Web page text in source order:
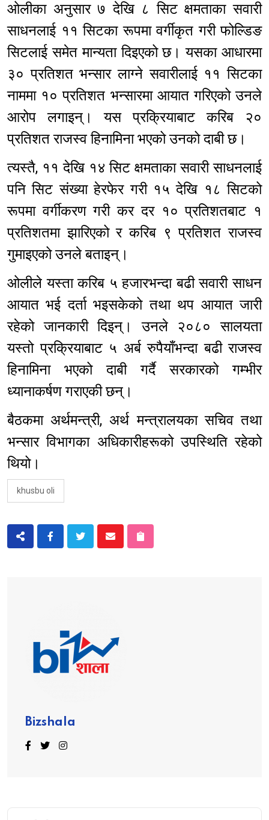
ओलीका अनुसार ७ देखि ८ सिट क्षमताका सवारी
साधनलाई ११ सिटका रूपमा वर्गीकृत गरी फोल्डिङ
सिटलाई समेत मान्यता दिइएको छ। यसका आधारमा
३० प्रतिशत भन्सार लाग्ने सवारीलाई ११ सिटका
नाममा १० प्रतिशत भन्सारमा आयात गरिएको उनले
आरोप लगाइन्। यस प्रक्रियाबाट करिब २०
प्रतिशत राजस्व हिनामिना भएको उनको दाबी छ।
त्यस्तै, ११ देखि १४ सिट क्षमताका सवारी साधनलाई
पनि सिट संख्या हेरफेर गरी १५ देखि १८ सिटको
रूपमा वर्गीकरण गरी कर दर १० प्रतिशतबाट १
प्रतिशतमा झारिएको र करिब ९ प्रतिशत राजस्व
गुमाइएको उनले बताइन्।
ओलीले यस्ता करिब ५ हजारभन्दा बढी सवारी साधन
आयात भई दर्ता भइसकेको तथा थप आयात जारी
रहेको जानकारी दिइन्। उनले २०८० सालयता
यस्तो प्रक्रियाबाट ५ अर्ब रुपैयाँभन्दा बढी राजस्व
हिनामिना भएको दाबी गर्दै सरकारको गम्भीर
ध्यानाकर्षण गराएकी छन्।
बैठकमा अर्थमन्त्री, अर्थ मन्त्रालयका सचिव तथा
भन्सार विभागका अधिकारीहरूको उपस्थिति रहेको
थियो।
khusbu oli
Bizshala